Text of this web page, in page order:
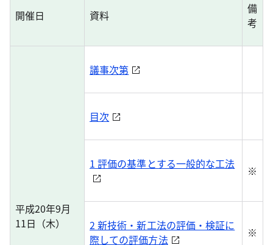
開催日 資料
備
考
平成20年9月
11日（木）
議事次第
目次
1 評価の基準とする一般的な工法 ※
2 新技術・新工法の評価・検証に
際しての評価方法
※